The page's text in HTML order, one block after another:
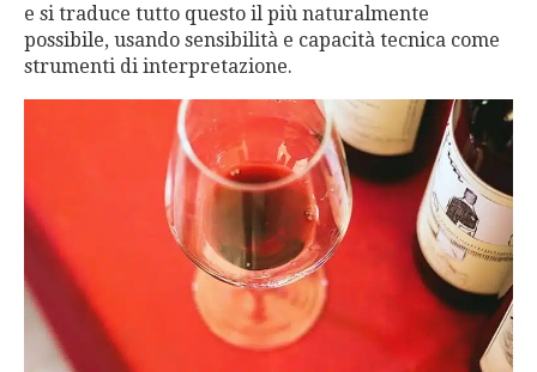
e si traduce tutto questo il più naturalmente
possibile, usando sensibilità e capacità tecnica come
strumenti di interpretazione.